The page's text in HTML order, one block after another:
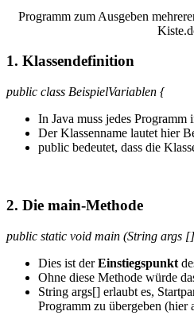
Programm zum Ausgeben
1. Klassendefinition
public class BeispielVariablen {
In Java muss jedes Programm
Der Klassenname lautet hier
public bedeutet, dass die
2. Die main-Methode
public static void main (String args
Dies ist derEinstiegspunkt
Ohne diese Methode würde
String args[] erlaubt es,
Programm zu übergeben (hier